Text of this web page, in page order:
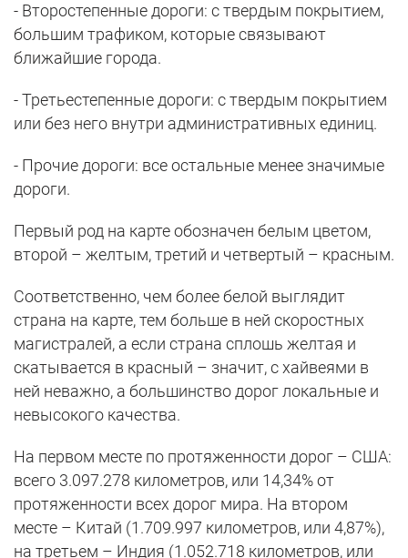
- Второстепенные дороги: с твердым покрытием,
большим трафиком, которые связывают
ближайшие города.
- Третьестепенные дороги: с твердым покрытием
или без него внутри административных единиц.
- Прочие дороги: все остальные менее значимые
дороги.
Первый род на карте обозначен белым цветом,
второй – желтым, третий и четвертый – красным.
Соответственно, чем более белой выглядит
страна на карте, тем больше в ней скоростных
магистралей, а если страна сплошь желтая и
скатывается в красный – значит, с хайвеями в
ней неважно, а большинство дорог локальные и
невысокого качества.
На первом месте по протяженности дорог – США:
всего 3.097.278 километров, или 14,34% от
протяженности всех дорог мира. На втором
месте – Китай (1.709.997 километров, или 4,87%),
на третьем – Индия (1.052.718 километров, или